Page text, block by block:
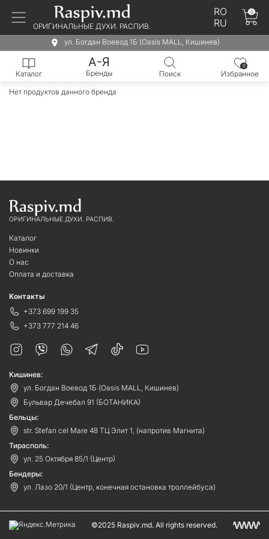
ОРИГИНАЛЬНЫЕ ДУХИ. РАСПИВ.
RO
RU
0
ул. Богдан Воевод 1Б (Oasis MALL, Кишинев)
Каталог
А-Я
Бренды Поиск
0
Избранное
Нет продуктов данного бренда
ОРИГИНАЛЬНЫЕ ДУХИ. РАСПИВ.
Каталог
Новинки
О нас
Оплата и доставка
Контакты
+373 699 199 35
+373 777 214 46
Кишинев:
ул. Богдан Воевод 1Б (Oasis MALL, Кишинев)
Бульвар Дечебал 91 (БОТАНИКА)
Бельцы:
str. Stefan cel Mare 48 ТЦ Элит 1, (напротив Магнита)
Тирасполь:
ул. 25 Октября 85/1 (Центр)
Бендеры:
ул. Лазо 20/1 (Центр, конечная остановка троллейбуса)
©2025 Raspiv.md. All rights reserved.